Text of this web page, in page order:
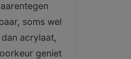
soms wel
acrylaat,
geniet